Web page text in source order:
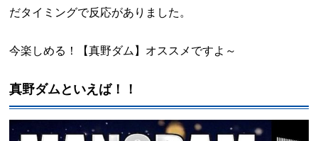
だタイミングで反応がありました。
今楽しめる！【真野ダム】オススメですよ～
真野ダムといえば！！